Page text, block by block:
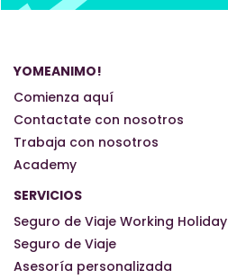
YOMEANIMO!
Comienza aquí
Contactate con nosotros
Trabaja con nosotros
Academy
SERVICIOS
Seguro de Viaje Working Holiday
Seguro de Viaje
Asesoría personalizada